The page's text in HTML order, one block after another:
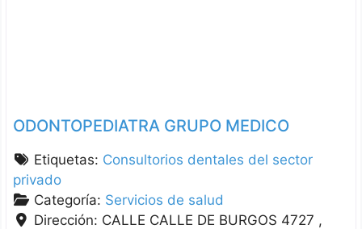
ODONTOPEDIATRA GRUPO MEDICO
Etiquetas: Consultorios dentales del sector
privado
Categoría: Servicios de salud
Dirección: CALLE CALLE DE BURGOS 4727 ,